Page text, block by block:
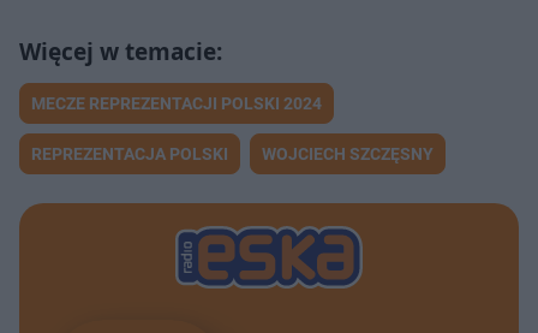
MECZE REPREZENTACJI POLSKI 2024
REPREZENTACJA POLSKI WOJCIECH SZCZĘSNY